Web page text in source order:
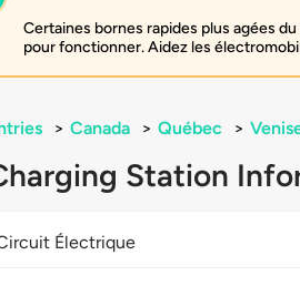
Certaines bornes rapides plus agées
pour fonctionner. Aidez les
> Canada > Québec >
Station
Électrique